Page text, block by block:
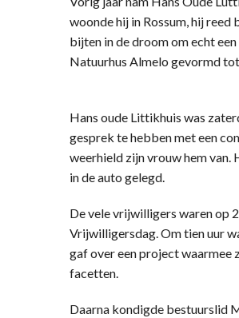
woonde hij in Rossum, hij
bijten in de droom om echt
Natuurhus Almelo gevormd
Hans oude Littikhuis was
gesprek te hebben met een
weerhield zijn vrouw hem van.
in de auto gelegd.
De vele vrijwilligers waren op
Vrijwilligersdag. Om tien uur
gaf over een project waarmee
facetten.
Daarna kondigde bestuurslid